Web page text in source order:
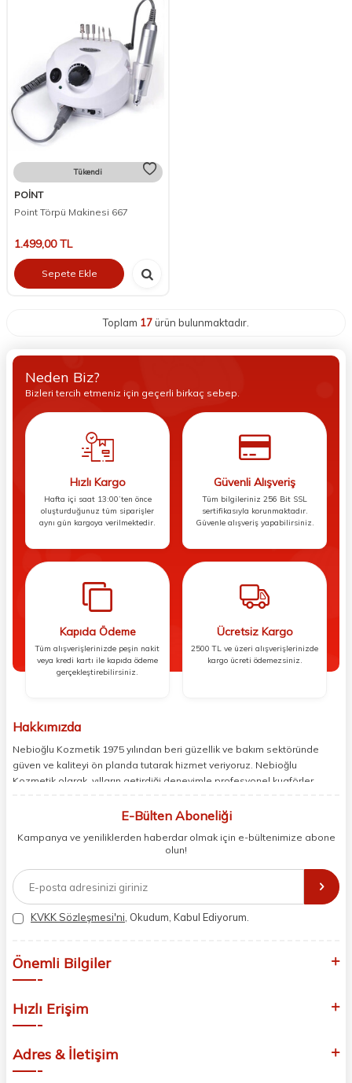
Tükendi
POİNT
Point Törpü Makinesi 667
1.499,00TL
Sepete Ekle
Toplam 17ürün bulunmaktadır.
Neden Biz?
Bizleri tercih etmeniz için geçerli birkaç sebep.
Hızlı Kargo
Hafta içi saat 13:00’ten önce
oluşturduğunuz tüm siparişler
aynı gün kargoya verilmektedir.
Güvenli Alışveriş
Tüm bilgileriniz 256 Bit SSL
sertifikasıyla korunmaktadır.
Güvenle alışveriş yapabilirsiniz.
Kapıda Ödeme
Tüm alışverişlerinizde peşin nakit
veya kredi kartı ile kapıda ödeme
gerçekleştirebilirsiniz.
Ücretsiz Kargo
2500 TL ve üzeri alışverişlerinizde
kargo ücreti ödemezsiniz.
Hakkımızda
Nebioğlu Kozmetik 1975 yılından beri güzellik ve bakım sektöründe
güven ve kaliteyi ön planda tutarak hizmet veriyoruz. Nebioğlu
Kozmetik olarak, yılların getirdiği deneyimle profesyonel kuaförler,
odaklanıyoruz. Doğal içerikleri bilimsel formüllerle birleştirerek saç ve
ihtiyaçlarını dinleyerek her zaman en iyisini sunmayı hedefliyor,
yeniliyoruz. Güvenilirliğimiz, samimiyetimiz ve kaliteye olan
bağlılığımızla güzellik yolculuğunuzda yanınızdayız.
E-Bülten Aboneliği
Kampanya ve yeniliklerden haberdar olmak için e-bültenimize abone
olun!
KVKK Sözleşmesi'ni, Okudum, Kabul Ediyorum.
Önemli Bilgiler
Hızlı Erişim
Adres & İletişim